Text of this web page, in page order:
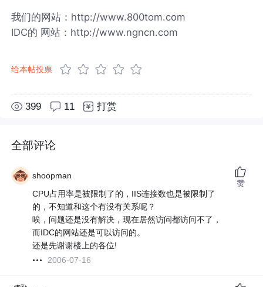
我们的网站：http://www.800tom.com
IDC的 网站：http://www.ngncn.com
给本帖投票
399 11 打赏
全部评论
shoopman
CPU占用率是被限制了的，IIS连接数也是被限制了
的，不知道和这个有没有关系呢？
唉，问题还是没有解决，现在居然访问都访问不了，
而IDC的网站还是可以访问的。
还是先谢谢楼上的各位!
2006-07-16
赞